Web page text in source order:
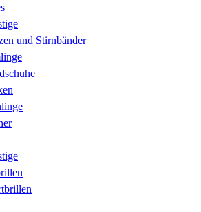
und Stirnbänder